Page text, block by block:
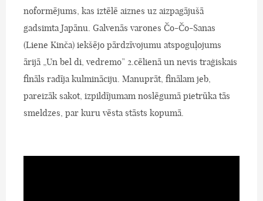
noformējums, kas iztēlē aiznes uz aizpagājušā
gadsimta Japānu. Galvenās varones Čo-Čo-Sanas
(Liene Kinča) iekšējo pārdzīvojumu atspoguļojums
ārijā „Un bel di, vedremo” 2.cēlienā un nevis traģiskais
fināls radīja kulmināciju. Manuprāt, finālam jeb,
pareizāk sakot, izpildījumam noslēgumā pietrūka tās
smeldzes, par kuru vēsta stāsts kopumā.